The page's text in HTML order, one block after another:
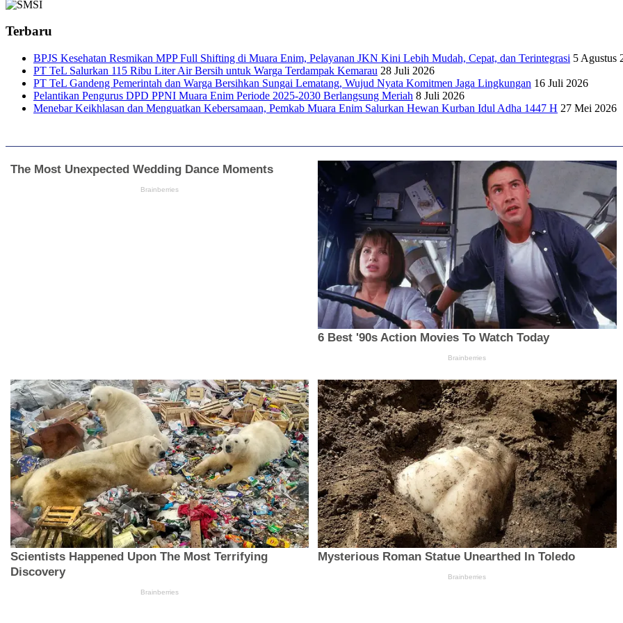
Terbaru
BPJS Kesehatan Resmikan MPP Full Shifting di Muara Enim, Pelayanan JKN Kini Lebih Mudah, Cepat, dan Terintegrasi 5 Agustus
PT TeL Salurkan 115 Ribu Liter Air Bersih untuk Warga Terdampak Kemarau 28 Juli 2026
PT TeL Gandeng Pemerintah dan Warga Bersihkan Sungai Lematang, Wujud Nyata Komitmen Jaga Lingkungan 16 Juli 2026
Pelantikan Pengurus DPD PPNI Muara Enim Periode 2025-2030 Berlangsung Meriah 8 Juli 2026
Menebar Keikhlasan dan Menguatkan Kebersamaan, Pemkab Muara Enim Salurkan Hewan Kurban Idul Adha 1447 H 27 Mei 2026